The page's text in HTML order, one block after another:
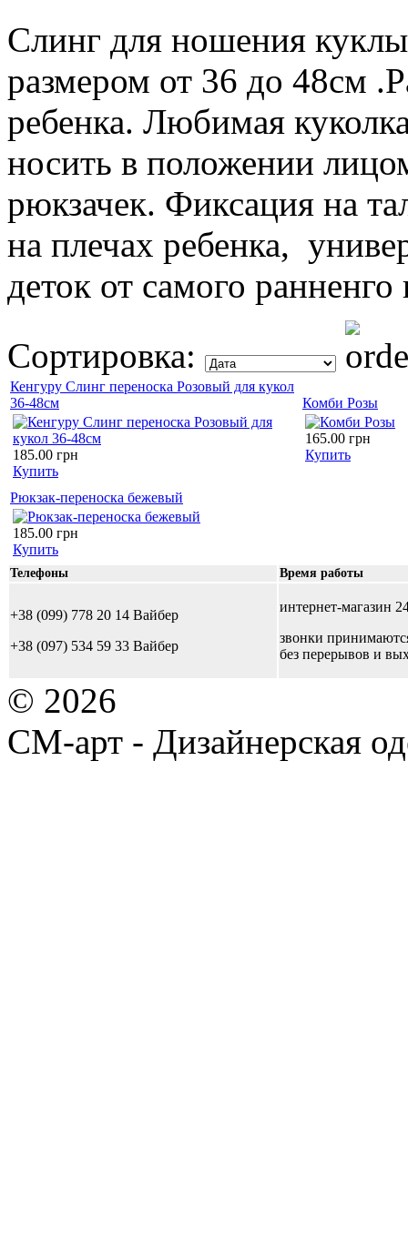
Слинг для ношения
размером от 36 до 48см
ребенка. Любимая
носить в положении
рюкзачек. Фиксация на
на плечах ребенка,
деток от самого
Сортировка:
Кенгуру Слинг переноска Розовый для кукол
36-48см
185.00 грн
Купить
Комби Розы
165.00 грн
Купить
Рюкзак-переноска бежевый
185.00 грн
Купить
Телефоны Время работы
+38 (099) 778 20 14 Вайбер
+38 (097) 534 59 33 Вайбер
интернет-магазин
звонки
без перерывов и
© 2026
СМ-арт - Дизайнерская